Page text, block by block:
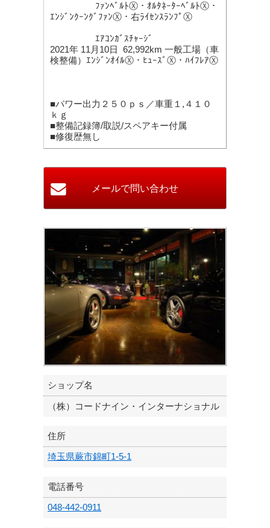
ﾌｧﾝﾍﾞﾙﾄⓍ・ｵﾙﾀﾈｰﾀｰﾍﾞﾙﾄⓍ・
ｴﾝｼﾞﾝｸｰﾝｸﾞﾌｧﾝⓍ・右ﾗｲｾﾝｽﾗﾝﾌﾟⓍ
ｴｱｺﾝｶﾞｽﾁｬｰｼﾞ
2021年 11月10日 62,992km 一般工場（車
検整備）ｴﾝｼﾞﾝｵｲﾙⓍ・ﾋｭｰｽﾞⓍ・ﾊｲﾌﾚｱⓍ
■パワー出力２５０ｐｓ／車重１,４１０
ｋｇ
■整備記録簿/取説/スペアキー付属
■修復歴無し
ショップ名
（株）コードナイン・インターナショナル
住所
埼玉県蕨市錦町1-5-1
電話番号
048-442-0911